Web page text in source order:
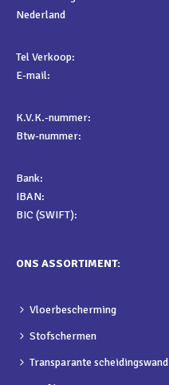
Nederland
Tel Verkoop:
E-mail:
K.V.K.-nummer:
Btw-nummer:
Bank:
IBAN:
BIC (SWIFT):
ONS ASSORTIMENT:
Vloerbescherming
Stofschermen
Transparante scheidingswand